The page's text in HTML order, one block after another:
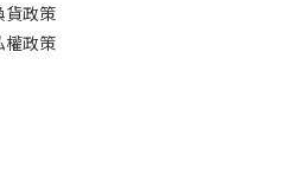
貨政策
權政策